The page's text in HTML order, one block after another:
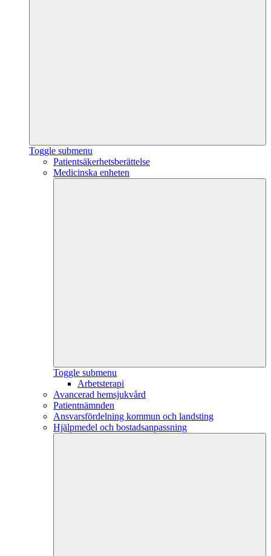
Toggle submenu
Patientsäkerhetsberättelse
Medicinska enheten
Toggle submenu
Arbetsterapi
Avancerad hemsjukvård
Patientnämnden
Ansvarsfördelning kommun och landsting
Hjälpmedel och bostadsanpassning